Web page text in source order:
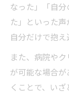
なった」「自
た」といった声
自分だけで抱え
また、病院や
が可能な場合
くことで、い